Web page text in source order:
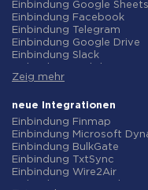
Einbindung Google Sheets
Einbindung Facebook
Einbindung Telegram
Einbindung Google Drive
Einbindung Slack
Einbindung Gmail
Einbindung ClickUp
Einbindung Airtable
Einbindung Google
Einbindung OpenAI
Einbindung Instagram
Einbindung
Einbindung Typeform
Zeig mehr
neue Integrationen
Einbindung Finmap
Einbindung Microsoft
Einbindung BulkGate
Einbindung TxtSync
Einbindung Wire2Air